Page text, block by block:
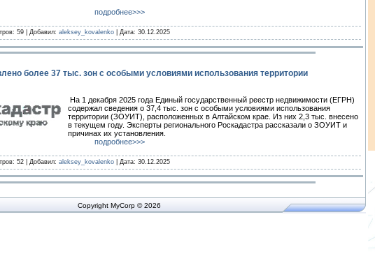
подробнее>>>
59 | Добавил: aleksey_kovalenko | Дата: 30.12.2025
более 37 тыс. зон с особыми условиями использования территории
На 1 декабря 2025 года Единый государственный реестр недвижимости (ЕГРН)
содержал сведения о 37,4 тыс. зон с особыми условиями использования
территории (ЗОУИТ), расположенных в Алтайском крае. Из них 2,3 тыс. внесено
в текущем году. Эксперты регионального Роскадастра рассказали о ЗОУИТ и
причинах их установления.
подробнее>>>
52 | Добавил: aleksey_kovalenko | Дата: 30.12.2025
Copyright MyCorp © 2026